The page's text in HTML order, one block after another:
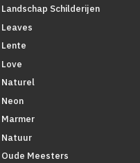
Landschap Schilderijen
Leaves
Lente
Love
Naturel
Neon
Marmer
Natuur
Oude Meesters